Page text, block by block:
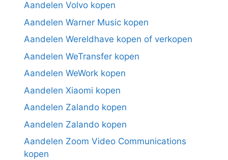
Aandelen Volvo kopen
Aandelen Warner Music kopen
Aandelen Wereldhave kopen of verkopen
Aandelen WeTransfer kopen
Aandelen WeWork kopen
Aandelen Xiaomi kopen
Aandelen Zalando kopen
Aandelen Zalando kopen
Aandelen Zoom Video Communications
kopen